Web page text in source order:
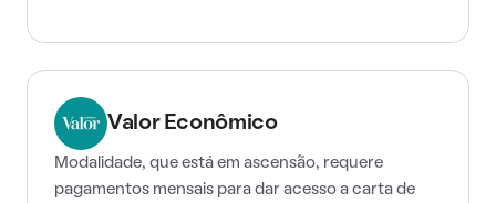
Valor Econômico
Modalidade, que está em ascensão, requere
pagamentos mensais para dar acesso a carta de